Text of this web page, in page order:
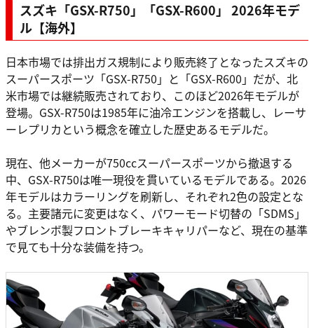
スズキ「GSX-R750」「GSX-R600」 2026年モデ
ル【海外】
日本市場では排出ガス規制により販売終了となったスズキの
スーパースポーツ「GSX-R750」と「GSX-R600」だが、北
米市場では継続販売されており、このほど2026年モデルが
登場。GSX-R750は1985年に油冷エンジンを搭載し、レーサ
ーレプリカという概念を確立した歴史あるモデルだ。
現在、他メーカーが750ccスーパースポーツから撤退する
中、GSX-R750は唯一現役を貫いているモデルである。2026
年モデルはカラーリングを刷新し、それぞれ2色の設定とな
る。主要諸元に変更はなく、パワーモード切替の「SDMS」
やブレンボ製フロントブレーキキャリパーなど、現在の基準
で見ても十分な装備を持つ。